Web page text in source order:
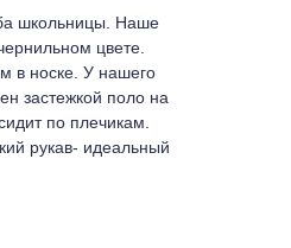
школьницы. Наше
цвете.
в носке. У нашего
застежкой поло на
по плечикам.
рукав- идеальный